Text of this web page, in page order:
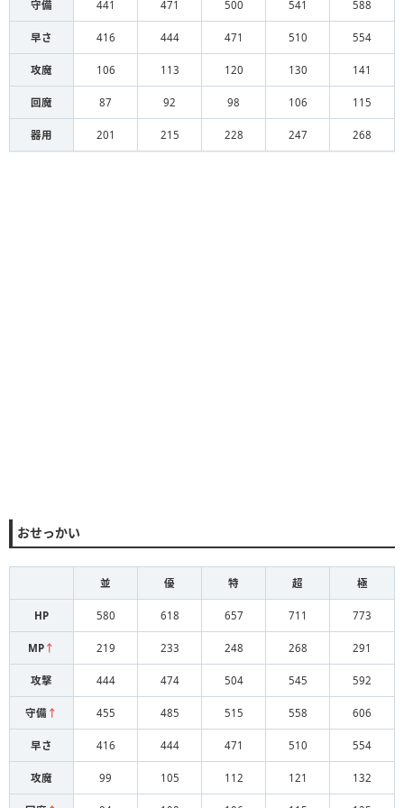
守備 441 471 500 541 588
早さ 416 444 471 510 554
攻魔 106 113 120 130 141
回魔 87 92 98 106 115
器用 201 215 228 247 268
おせっかい
並 優 特 超 極
HP 580 618 657 711 773
MP ↑ 219 233 248 268 291
攻撃 444 474 504 545 592
守備 ↑ 455 485 515 558 606
早さ 416 444 471 510 554
攻魔 99 105 112 121 132